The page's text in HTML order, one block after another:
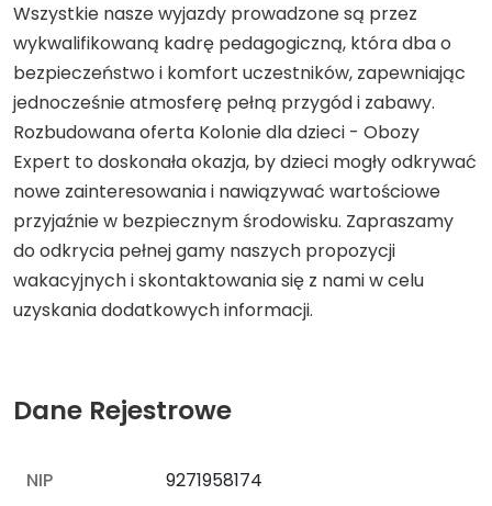
Wszystkie nasze wyjazdy prowadzone są przez
wykwalifikowaną kadrę pedagogiczną, która dba o
bezpieczeństwo i komfort uczestników, zapewniając
jednocześnie atmosferę pełną przygód i zabawy.
Rozbudowana oferta Kolonie dla dzieci - Obozy
Expert to doskonała okazja, by dzieci mogły odkrywać
nowe zainteresowania i nawiązywać wartościowe
przyjaźnie w bezpiecznym środowisku. Zapraszamy
do odkrycia pełnej gamy naszych propozycji
wakacyjnych i skontaktowania się z nami w celu
uzyskania dodatkowych informacji.
Dane Rejestrowe
NIP 9271958174